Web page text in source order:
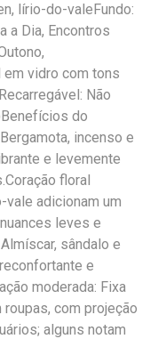
lírio-do-valeFundo:
a Dia, Encontros
em vidro com tons
Não
do
incenso e
e levemente
floral
adicionam um
leves e
sândalo e
e
moderada: Fixa
com projeção
alguns notam